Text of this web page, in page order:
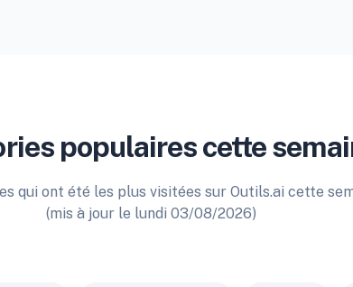
populaires cette
qui ont été les plus visitées sur Outils.ai cette
(mis à jour le lundi 03/08/2026)